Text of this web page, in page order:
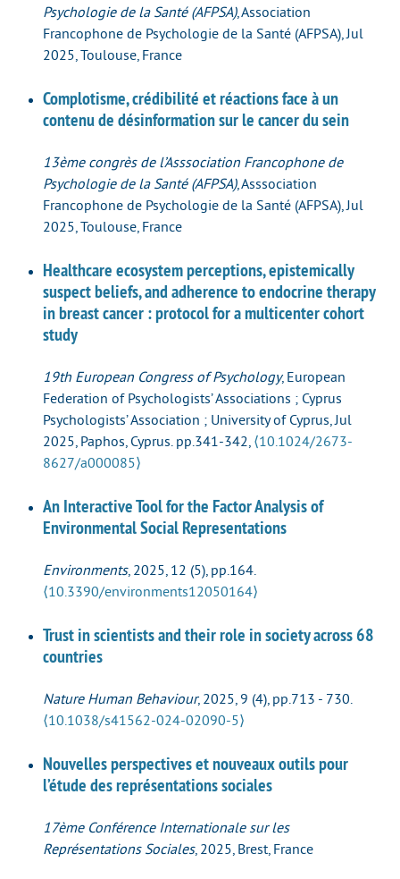
Psychologie de la Santé (AFPSA), Association
Francophone de Psychologie de la Santé (AFPSA), Jul
2025, Toulouse, France
Complotisme, crédibilité et réactions face à un
contenu de désinformation sur le cancer du sein
13ème congrès de l’Asssociation Francophone de
Psychologie de la Santé (AFPSA), Asssociation
Francophone de Psychologie de la Santé (AFPSA), Jul
2025, Toulouse, France
Healthcare ecosystem perceptions, epistemically
suspect beliefs, and adherence to endocrine therapy
in breast cancer : protocol for a multicenter cohort
study
19th European Congress of Psychology, European
Federation of Psychologists’ Associations ; Cyprus
Psychologists’ Association ; University of Cyprus, Jul
2025, Paphos, Cyprus. pp.341-342, ⟨10.1024/2673-
8627/a000085⟩
An Interactive Tool for the Factor Analysis of
Environmental Social Representations
Environments, 2025, 12 (5), pp.164.
⟨10.3390/environments12050164⟩
Trust in scientists and their role in society across 68
countries
Nature Human Behaviour, 2025, 9 (4), pp.713 - 730.
⟨10.1038/s41562-024-02090-5⟩
Nouvelles perspectives et nouveaux outils pour
l’étude des représentations sociales
17ème Conférence Internationale sur les
Représentations Sociales, 2025, Brest, France